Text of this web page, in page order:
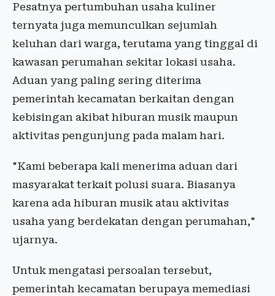
Pesatnya pertumbuhan usaha kuliner
ternyata juga memunculkan sejumlah
keluhan dari warga, terutama yang tinggal di
kawasan perumahan sekitar lokasi usaha.
Aduan yang paling sering diterima
pemerintah kecamatan berkaitan dengan
kebisingan akibat hiburan musik maupun
aktivitas pengunjung pada malam hari.
"Kami beberapa kali menerima aduan dari
masyarakat terkait polusi suara. Biasanya
karena ada hiburan musik atau aktivitas
usaha yang berdekatan dengan perumahan,"
ujarnya.
Untuk mengatasi persoalan tersebut,
pemerintah kecamatan berupaya memediasi